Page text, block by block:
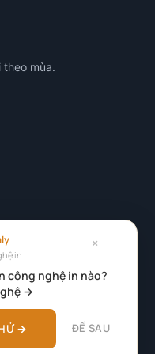
theo mùa.
×
in
công nghệ in nào?
→
→ ĐỂ SAU